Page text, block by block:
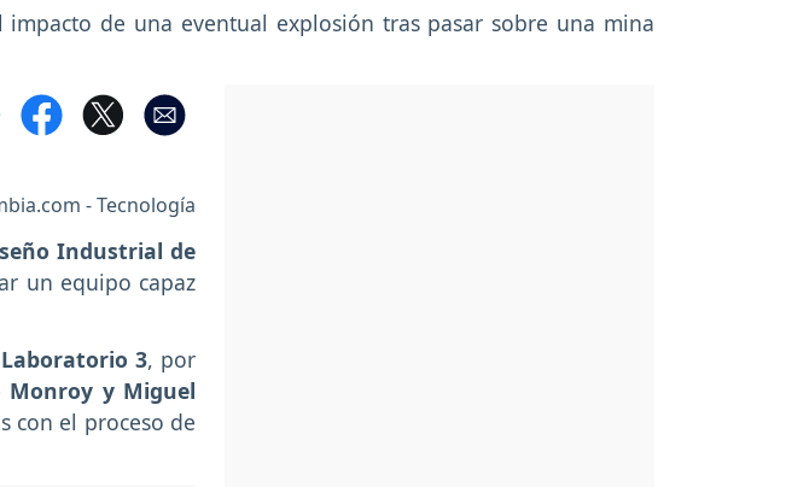
de una eventual explosión tras pasar sobre una mina
- Tecnología
Industrial de
un equipo capaz
Laboratorio 3, por
Monroy y Miguel
con el proceso de